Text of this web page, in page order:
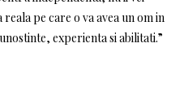
pe care o va avea un om in
experienta si abilitati.”